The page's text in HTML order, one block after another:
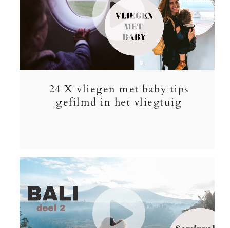
24 X vliegen met baby tips
gefilmd in het vliegtuig